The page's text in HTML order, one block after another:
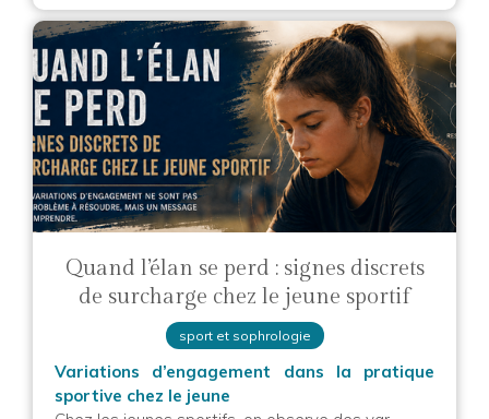
Quand l’élan se perd : signes discrets
de surcharge chez le jeune sportif
sport et sophrologie
Variations d’engagement dans la pratique
sportive chez le jeune